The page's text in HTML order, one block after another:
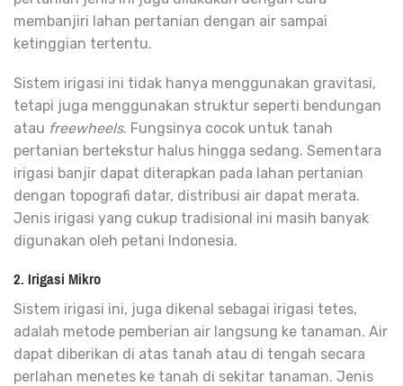
membanjiri lahan pertanian dengan air sampai
ketinggian tertentu.
Sistem irigasi ini tidak hanya menggunakan gravitasi,
tetapi juga menggunakan struktur seperti bendungan
atau freewheels. Fungsinya cocok untuk tanah
pertanian bertekstur halus hingga sedang. Sementara
irigasi banjir dapat diterapkan pada lahan pertanian
dengan topografi datar, distribusi air dapat merata.
Jenis irigasi yang cukup tradisional ini masih banyak
digunakan oleh petani Indonesia.
2. Irigasi Mikro
Sistem irigasi ini, juga dikenal sebagai irigasi tetes,
adalah metode pemberian air langsung ke tanaman. Air
dapat diberikan di atas tanah atau di tengah secara
perlahan menetes ke tanah di sekitar tanaman. Jenis